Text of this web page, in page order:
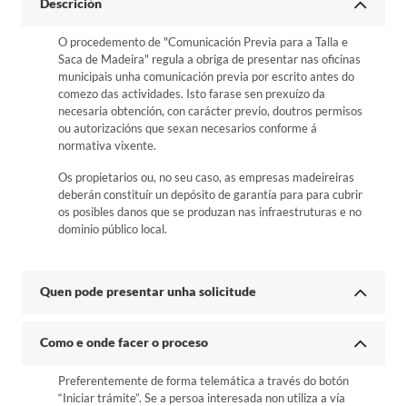
Descrición
O procedemento de "Comunicación Previa para a Talla e
Saca de Madeira" regula a obriga de presentar nas oficinas
municipais unha comunicación previa por escrito antes do
comezo das actividades. Isto farase sen prexuízo da
necesaria obtención, con carácter previo, doutros permisos
ou autorizacións que sexan necesarios conforme á
normativa vixente.
Os propietarios ou, no seu caso, as empresas madeireiras
deberán constituír un depósito de garantía para para cubrir
os posibles danos que se produzan nas infraestruturas e no
dominio público local.
Quen pode presentar unha solicitude
Como e onde facer o proceso
Preferentemente de forma telemática a través do botón
“Iniciar trámite”. Se a persoa interesada non utiliza a vía